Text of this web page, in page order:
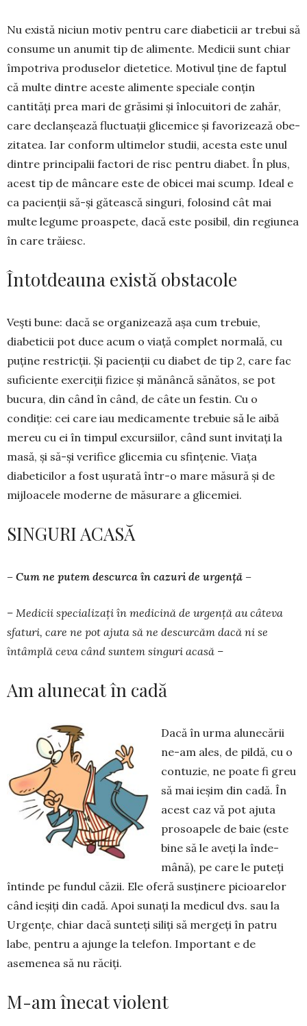
Nu există niciun motiv pentru care diabeticii ar trebui să
consume un anumit tip de alimente. Me­dicii sunt chiar
împotriva produselor dietetice. Motivul ține de faptul
că multe dintre aceste ali­mente speciale conțin
cantități prea mari de gră­simi și înlo­cuitori de zahăr,
care declan­șează fluctuații gli­cemice și favorizează obe­
zi­tatea. Iar conform ultimelor studii, acesta este unul
dintre prin­cipalii factori de risc pentru diabet. În plus,
acest tip de mâncare este de obicei mai scump. Ideal e
ca pacienții să-și gătească sin­guri, folosind cât mai
multe legume proaspete, dacă este posibil, din regiunea
în care trăiesc.
Întotdeauna există obstacole
Vești bune: dacă se organizează așa cum tre­buie,
diabeticii pot duce acum o viață complet nor­mală, cu
puține restricții. Și pacienții cu diabet de tip 2, care fac
suficiente exerciții fizice și mănâncă sănătos, se pot
bucura, din când în când, de câte un festin. Cu o
condiție: cei care iau medicamente tre­buie să le aibă
mereu cu ei în timpul excur­siilor, când sunt invitați la
masă, și să-și verifice gli­cemia cu sfințenie. Viața
diabeticilor a fost ușurată într-o mare măsură și de
mijloacele moderne de măsurare a glicemiei.
SINGURI ACASĂ
– Cum ne putem descurca în cazuri de urgență –
– Medicii specializați în medicină de urgență au câteva
sfaturi, care ne pot ajuta să ne descurcăm dacă ni se
întâmplă ceva când suntem singuri acasă –
Am alunecat în cadă
Dacă în urma alunecării
ne-am ales, de pildă, cu o
contuzie, ne poate fi greu
să mai ieșim din cadă. În
acest caz vă pot ajuta
pro­soapele de baie (este
bine să le aveți la înde­
mână), pe care le puteți
întinde pe fundul căzii. Ele oferă susținere pi­cioa­relor
când ieșiți din cadă. Apoi sunați la me­dicul dvs. sau la
Urgențe, chiar dacă sunteți siliți să mergeți în patru
labe, pentru a ajunge la telefon. Important e de
asemenea să nu răciți.
M-am înecat violent